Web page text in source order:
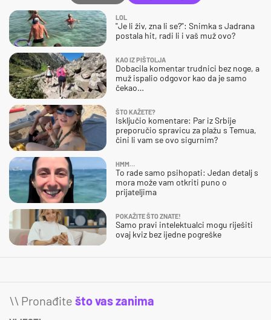
LOL
"Je li živ, zna li se?": Snimka s Jadrana
postala hit, radi li i vaš muž ovo?
KAO IZ PIŠTOLJA
Dobacila komentar trudnici bez noge, a
muž ispalio odgovor kao da je samo
čekao…
ŠTO KAŽETE?
Isključio komentare: Par iz Srbije
preporučio spravicu za plažu s Temua,
čini li vam se ovo sigurnim?
HMM…
To rade samo psihopati: Jedan detalj s
mora može vam otkriti puno o
prijateljima
POKAŽITE ŠTO ZNATE!
Samo pravi intelektualci mogu riješiti
ovaj kviz bez ijedne pogreške
\\ Pronađite što vas zanima